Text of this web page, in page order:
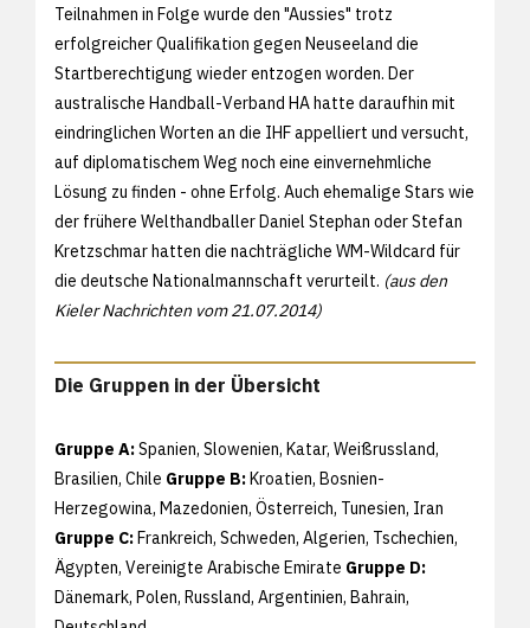
Teilnahmen in Folge wurde den "Aussies" trotz
erfolgreicher Qualifikation gegen Neuseeland die
Startberechtigung wieder entzogen worden. Der
australische Handball-Verband HA hatte daraufhin mit
eindringlichen Worten an die IHF appelliert und versucht,
auf diplomatischem Weg noch eine einvernehmliche
Lösung zu finden - ohne Erfolg. Auch ehemalige Stars wie
der frühere Welthandballer Daniel Stephan oder Stefan
Kretzschmar hatten die nachträgliche WM-Wildcard für
die deutsche Nationalmannschaft verurteilt. (aus den
Kieler Nachrichten vom 21.07.2014)
Die Gruppen in der Übersicht
Gruppe A:Spanien, Slowenien, Katar, Weißrussland,
Brasilien, Chile Gruppe B:Kroatien, Bosnien-
Herzegowina, Mazedonien, Österreich, Tunesien, Iran
Gruppe C:Frankreich, Schweden, Algerien, Tschechien,
Ägypten, Vereinigte Arabische Emirate Gruppe D:
Dänemark, Polen, Russland, Argentinien, Bahrain,